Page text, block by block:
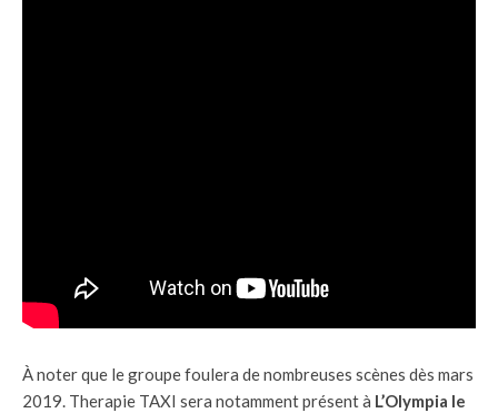
À noter que le groupe foulera de nombreuses scènes dès mars
2019. Therapie TAXI sera notamment présent à L’Olympia le